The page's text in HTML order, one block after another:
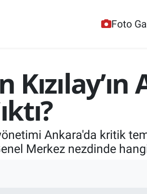
Foto
Ankara'da kritik
Merkez nezdinde